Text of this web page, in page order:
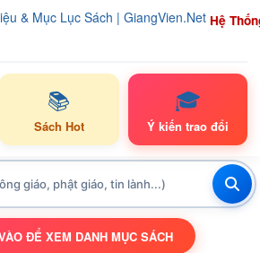
Hệ
📚
Sách Hot
🎓
Ý kiến trao đổi
TOGGLE NAVIGATION
ĐỂ XEM DANH MỤC SÁCH